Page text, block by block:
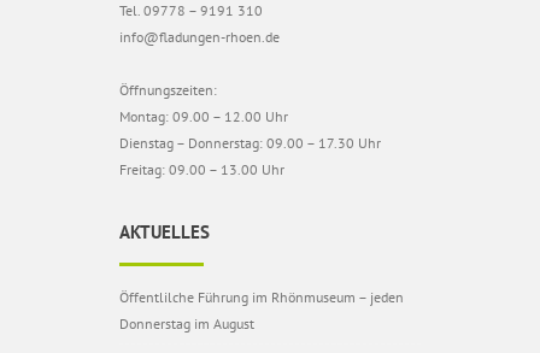
Tel. 09778 – 9191 310
info@fladungen-rhoen.de
Öffnungszeiten:
Montag: 09.00 – 12.00 Uhr
Dienstag – Donnerstag: 09.00 – 17.30 Uhr
Freitag: 09.00 – 13.00 Uhr
AKTUELLES
Öffentlilche Führung im Rhönmuseum – jeden
Donnerstag im August